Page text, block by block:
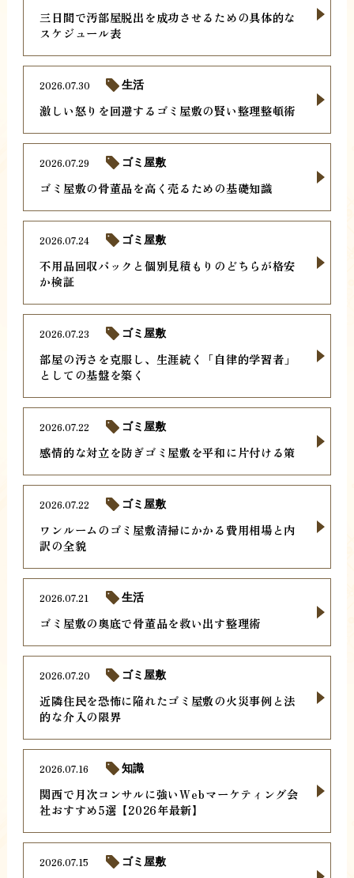
三日間で汚部屋脱出を成功させるための具体的な
スケジュール表
激しい怒りを回避するゴミ屋敷の賢い整理整頓術
2026.07.30 生活
ゴミ屋敷の骨董品を高く売るための基礎知識
2026.07.29 ゴミ屋敷
不用品回収パックと個別見積もりのどちらが格安
か検証
2026.07.24 ゴミ屋敷
部屋の汚さを克服し、生涯続く「自律的学習者」
としての基盤を築く
2026.07.23 ゴミ屋敷
感情的な対立を防ぎゴミ屋敷を平和に片付ける策
2026.07.22 ゴミ屋敷
ワンルームのゴミ屋敷清掃にかかる費用相場と内
訳の全貌
2026.07.22 ゴミ屋敷
ゴミ屋敷の奥底で骨董品を救い出す整理術
2026.07.21 生活
近隣住民を恐怖に陥れたゴミ屋敷の火災事例と法
的な介入の限界
2026.07.20 ゴミ屋敷
関西で月次コンサルに強いWebマーケティング会
社おすすめ5選【2026年最新】
2026.07.16 知識
2026.07.15 ゴミ屋敷